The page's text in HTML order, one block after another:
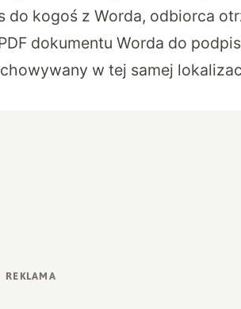
do kogoś z Worda, odbiorca
dokumentu Worda do
w tej samej